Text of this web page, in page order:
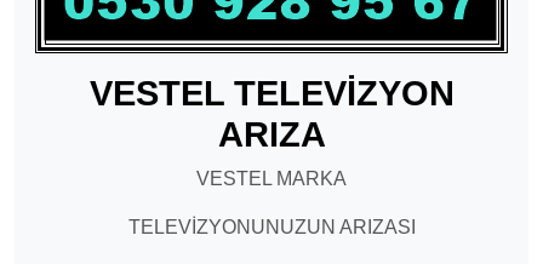
VESTEL TELEVİZYON
ARIZA
VESTEL MARKA
TELEVİZYONUNUZUN ARIZASI